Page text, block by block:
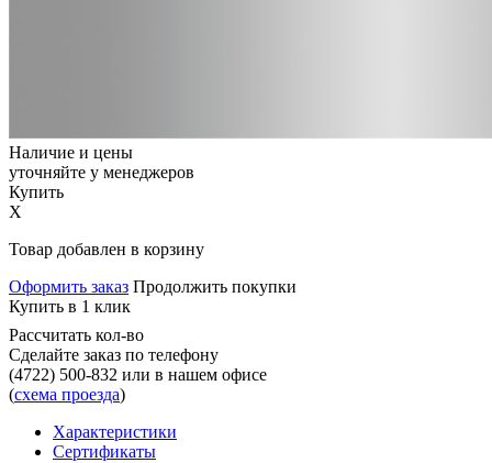
Наличие и цены
уточняйте у менеджеров
Купить
X
Товар добавлен в корзину
Оформить заказ Продолжить покупки
Купить в 1 клик
Рассчитать кол-во
Сделайте заказ по телефону
(4722) 500-832 или в нашем офисе
(схема проезда)
Характеристики
Сертификаты